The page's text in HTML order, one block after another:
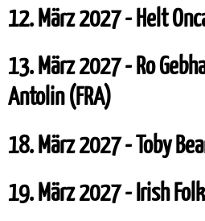
12. März 2027 - Helt
13. März 2027 - Ro
Antolin (FRA)
18. März 2027 - Toby
19. März 2027 - Irish